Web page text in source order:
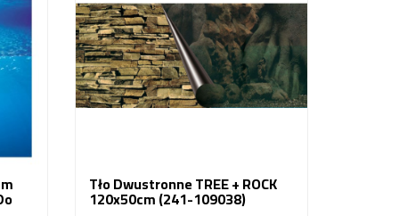
Tło Dwustronne TREE + ROCK
120x50cm (241-109038)